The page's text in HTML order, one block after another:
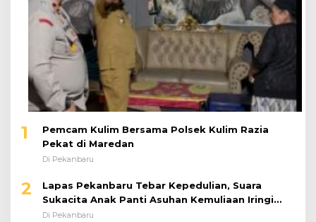
1
Pemcam Kulim Bersama Polsek Kulim Razia
Pekat di Maredan
Di Pekanbaru
2
Lapas Pekanbaru Tebar Kepedulian, Suara
Sukacita Anak Panti Asuhan Kemuliaan Iringi
Bantuan Sosial
Di Pekanbaru